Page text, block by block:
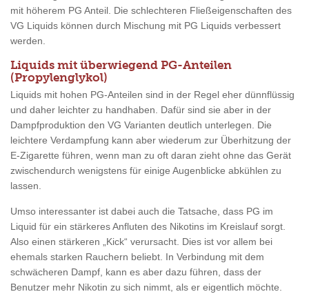
mit höherem PG Anteil. Die schlechteren Fließeigenschaften des
VG Liquids können durch Mischung mit PG Liquids verbessert
werden.
Liquids mit überwiegend PG-Anteilen
(Propylenglykol)
Liquids mit hohen PG-Anteilen sind in der Regel eher dünnflüssig
und daher leichter zu handhaben. Dafür sind sie aber in der
Dampfproduktion den VG Varianten deutlich unterlegen. Die
leichtere Verdampfung kann aber wiederum zur Überhitzung der
E-Zigarette führen, wenn man zu oft daran zieht ohne das Gerät
zwischendurch wenigstens für einige Augenblicke abkühlen zu
lassen.
Umso interessanter ist dabei auch die Tatsache, dass PG im
Liquid für ein stärkeres Anfluten des Nikotins im Kreislauf sorgt.
Also einen stärkeren „Kick“ verursacht. Dies ist vor allem bei
ehemals starken Rauchern beliebt. In Verbindung mit dem
schwächeren Dampf, kann es aber dazu führen, dass der
Benutzer mehr Nikotin zu sich nimmt, als er eigentlich möchte.